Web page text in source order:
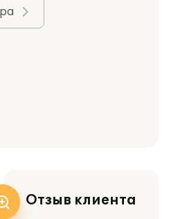
Отзыв клиента